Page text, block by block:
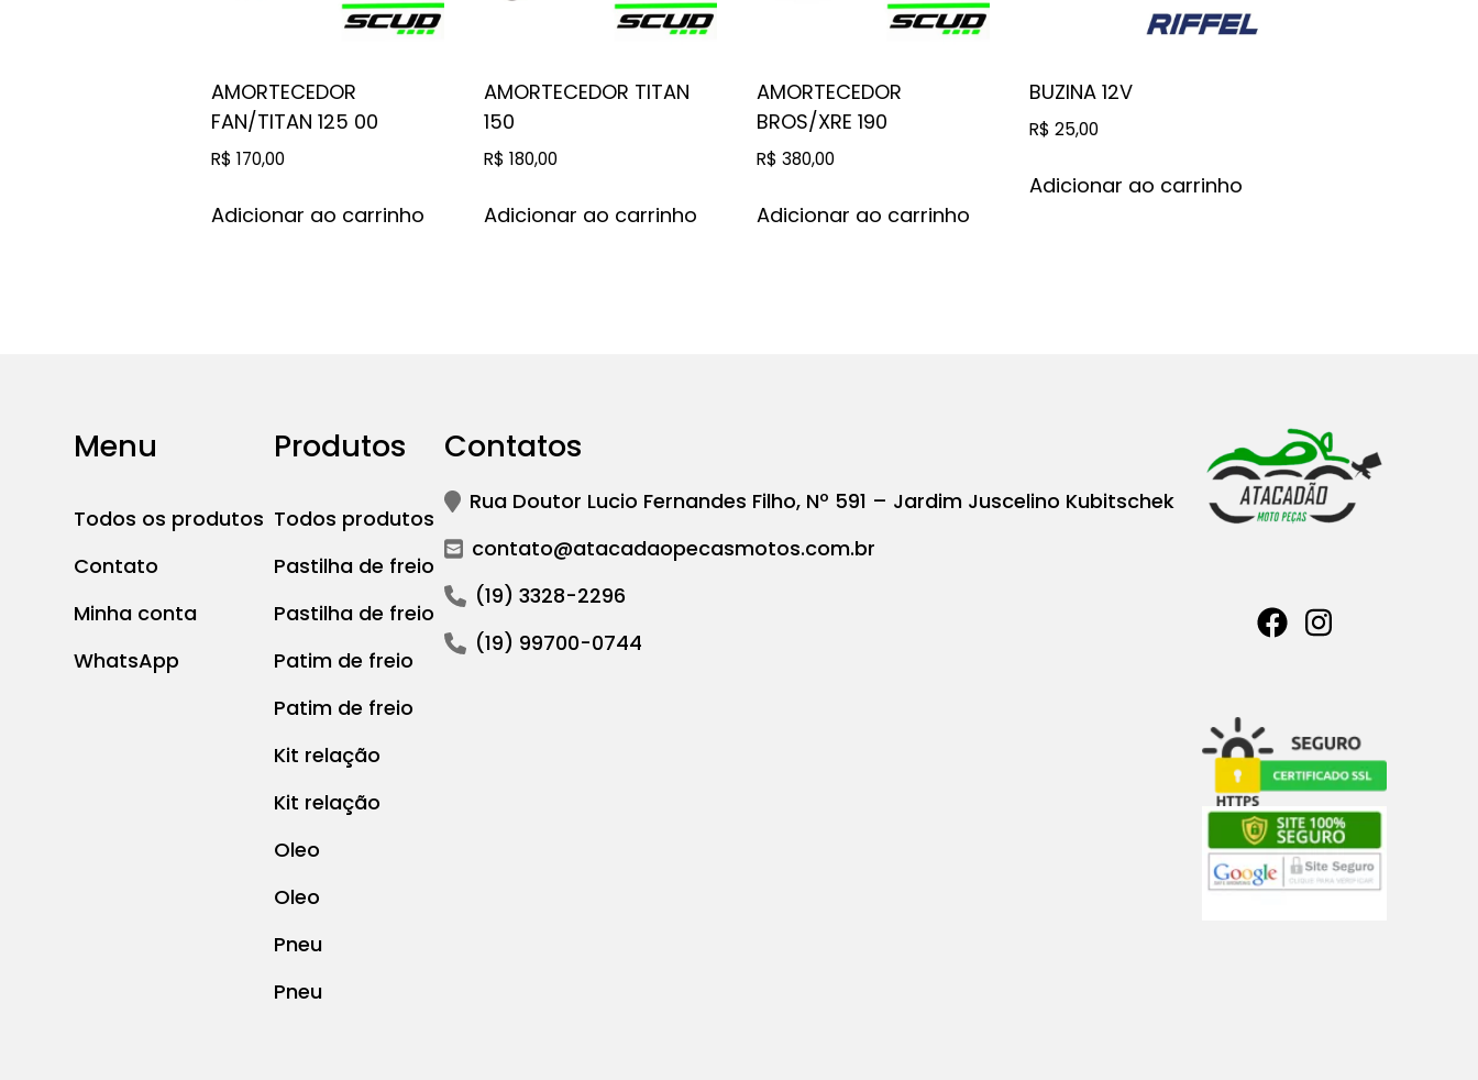
AMORTECEDOR
FAN/TITAN 125 00
R$ 170,00
Adicionar ao carrinho
AMORTECEDOR TITAN
150
R$ 180,00
Adicionar ao carrinho
AMORTECEDOR
BROS/XRE 190
R$ 380,00
Adicionar ao carrinho
BUZINA 12V
R$ 25,00
Adicionar ao carrinho
Menu
Todos os produtos
Contato
Minha conta
WhatsApp
Produtos
Todos produtos
Pastilha de freio
Pastilha de freio
Patim de freio
Patim de freio
Kit relação
Kit relação
Oleo
Oleo
Pneu
Pneu
Contatos
Rua Doutor Lucio Fernandes Filho, Nº 591 – Jardim Juscelino Kubitschek
contato@atacadaopecasmotos.com.br
(19) 3328-2296
(19) 99700-0744